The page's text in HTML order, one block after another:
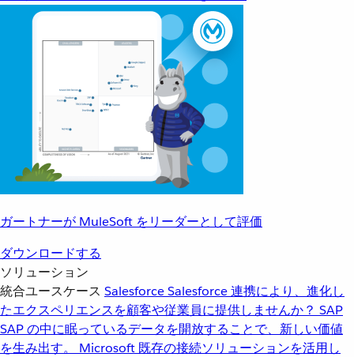
ガートナーが MuleSoft をリーダーとして評価
ダウンロードする
ソリューション
統合ユースケース SalesforceSalesforce 連携により、進化し
たエクスペリエンスを顧客や従業員に提供しませんか？ SAP
SAP の中に眠っているデータを開放することで、新しい価値
を生み出す。
Microsoft 既存の接続ソリューションを活用し